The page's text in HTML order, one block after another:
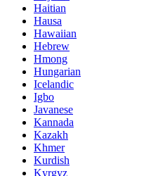
Haitian
Hausa
Hawaiian
Hebrew
Hmong
Hungarian
Icelandic
Igbo
Javanese
Kannada
Kazakh
Khmer
Kurdish
Kyrgyz